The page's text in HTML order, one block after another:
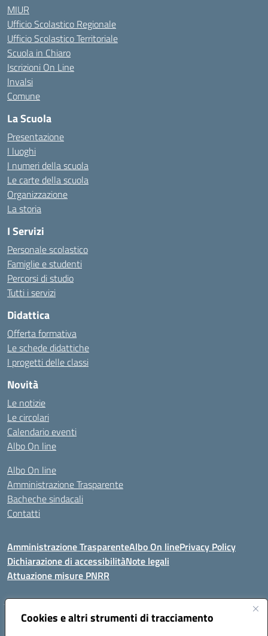
Cookies e altri strumenti di tracciamento
MIUR
Ufficio Scolastico Regionale
Ufficio Scolastico Territoriale
Scuola in Chiaro
Iscrizioni On Line
Invalsi
Comune
La Scuola
Presentazione
I luoghi
I numeri della scuola
Le carte della scuola
Organizzazione
La storia
I Servizi
Personale scolastico
Famiglie e studenti
Percorsi di studio
Tutti i servizi
Didattica
Offerta formativa
Le schede didattiche
I progetti delle classi
Novità
Le notizie
Le circolari
Calendario eventi
Albo On line
Albo On line
Amministrazione Trasparente
Bacheche sindacali
Contatti
Amministrazione TrasparenteAlbo On linePrivacy Policy
Dichiarazione di accessibilitàNote legali
Attuazione misure PNRR
VIA KENNEDY, 1 91011 ALCAMO (TP)